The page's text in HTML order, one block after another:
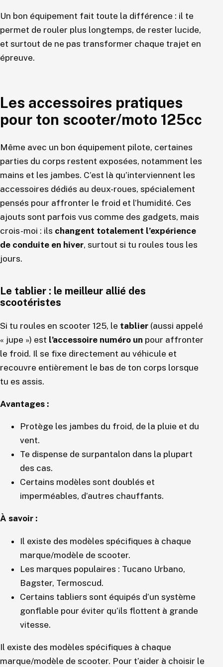
Un bon équipement fait toute la différence : il te
permet de rouler plus longtemps, de rester lucide,
et surtout de ne pas transformer chaque trajet en
épreuve.
Les accessoires pratiques
pour ton scooter/moto 125cc
Même avec un bon équipement pilote, certaines
parties du corps restent exposées, notamment les
mains et les jambes. C’est là qu’interviennent les
accessoires dédiés au deux-roues, spécialement
pensés pour affronter le froid et l’humidité. Ces
ajouts sont parfois vus comme des gadgets, mais
crois-moi : ils changent totalement l’expérience
de conduite en hiver, surtout si tu roules tous les
jours.
Le tablier : le meilleur allié des
scootéristes
Si tu roules en scooter 125, le tablier (aussi appelé
« jupe ») est l’accessoire numéro un pour affronter
le froid. Il se fixe directement au véhicule et
recouvre entièrement le bas de ton corps lorsque
tu es assis.
Avantages :
Protège les jambes du froid, de la pluie et du
vent.
Te dispense de surpantalon dans la plupart
des cas.
Certains modèles sont doublés et
imperméables, d’autres chauffants.
À savoir :
Il existe des modèles spécifiques à chaque
marque/modèle de scooter.
Les marques populaires : Tucano Urbano,
Bagster, Termoscud.
Certains tabliers sont équipés d’un système
gonflable pour éviter qu’ils flottent à grande
vitesse.
Il existe des modèles spécifiques à chaque
marque/modèle de scooter. Pour t’aider à choisir le